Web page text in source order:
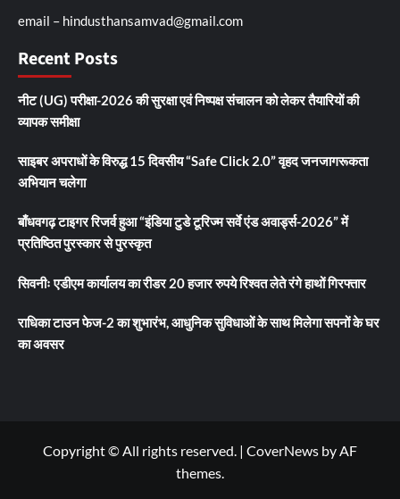
email – hindusthansamvad@gmail.com
Recent Posts
नीट (UG) परीक्षा-2026 की सुरक्षा एवं निष्पक्ष संचालन को लेकर तैयारियों की
व्यापक समीक्षा
साइबर अपराधों के विरुद्ध 15 दिवसीय “Safe Click 2.0” वृहद जनजागरूकता
अभियान चलेगा
बाँधवगढ़ टाइगर रिजर्व हुआ “इंडिया टुडे टूरिज्म सर्वे एंड अवार्ड्स-2026” में
प्रतिष्ठित पुरस्कार से पुरस्कृत
सिवनीः एडीएम कार्यालय का रीडर 20 हजार रुपये रिश्वत लेते रंगे हाथों गिरफ्तार
राधिका टाउन फेज-2 का शुभारंभ, आधुनिक सुविधाओं के साथ मिलेगा सपनों के घर
का अवसर
Copyright © All rights reserved. | CoverNews by AF
themes.